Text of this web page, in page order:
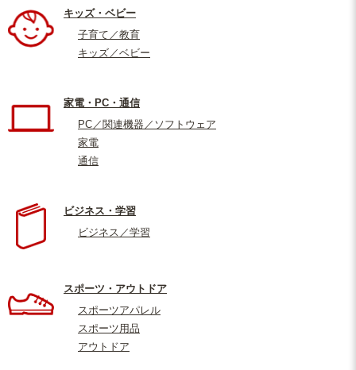
キッズ・ベビー
子育て／教育
キッズ／ベビー
家電・PC・通信
PC／関連機器／ソフトウェア
家電
通信
ビジネス・学習
ビジネス／学習
スポーツ・アウトドア
スポーツアパレル
スポーツ用品
アウトドア